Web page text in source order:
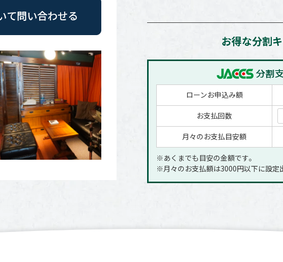
お得な分割
ローンお申込み額
お支払回数
月々のお支払目安額
※あくまでも目安の金額です｡
※月々のお支払額は3000円以下に設定